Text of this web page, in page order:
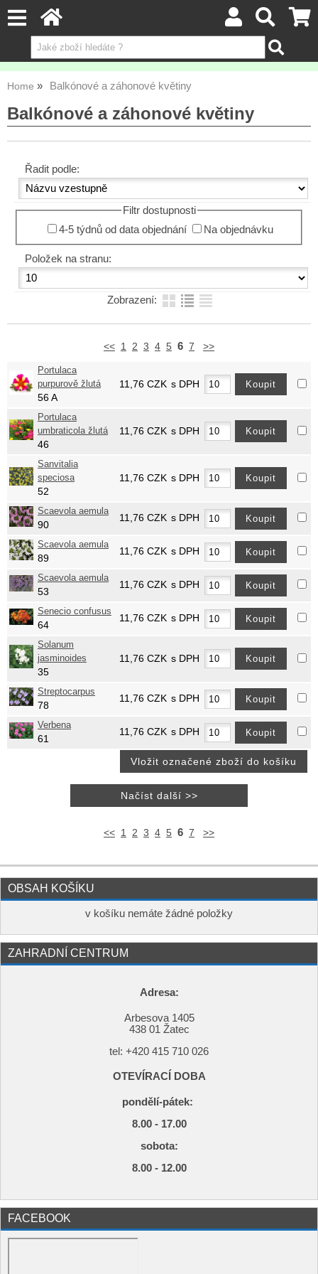
Home Balkónové a záhonové květiny
Balkónové a záhonové květiny
Řadit podle:
Filtr dostupnosti
4-5 týdnů od data objednání
Na objednávku
Položek na stranu:
Zobrazení:
<< 1 2 3 4 5 6 7 >>
Portulaca
purpurově žlutá
56 A
11,76 CZK s DPH
Portulaca
umbraticola žlutá
46
11,76 CZK s DPH
Sanvitalia
speciosa
52
11,76 CZK s DPH
Scaevola aemula
90
11,76 CZK s DPH
Scaevola aemula
89
11,76 CZK s DPH
Scaevola aemula
53
11,76 CZK s DPH
Senecio confusus
64
11,76 CZK s DPH
Solanum
jasminoides
35
11,76 CZK s DPH
Streptocarpus
78
11,76 CZK s DPH
Verbena
61
11,76 CZK s DPH
<< 1 2 3 4 5 6 7 >>
OBSAH KOŠÍKU
v košíku nemáte žádné položky
ZAHRADNÍ CENTRUM
Adresa:
Arbesova 1405
438 01 Žatec
tel: +420 415 710 026
OTEVÍRACÍ DOBA
pondělí-pátek:
8.00 - 17.00
sobota:
8.00 - 12.00
FACEBOOK